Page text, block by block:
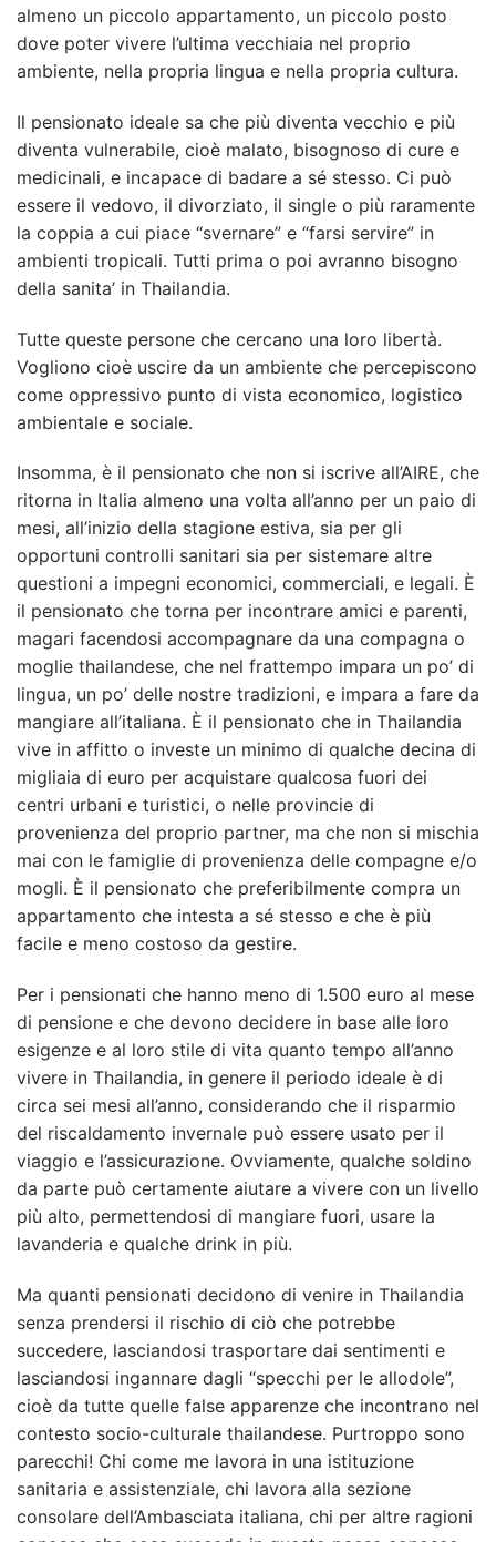
almeno un piccolo appartamento, un piccolo posto
dove poter vivere l’ultima vecchiaia nel proprio
ambiente, nella propria lingua e nella propria cultura.
Il pensionato ideale sa che più diventa vecchio e più
diventa vulnerabile, cioè malato, bisognoso di cure e
medicinali, e incapace di badare a sé stesso. Ci può
essere il vedovo, il divorziato, il single o più raramente
la coppia a cui piace “svernare” e “farsi servire” in
ambienti tropicali. Tutti prima o poi avranno bisogno
della sanita’ in Thailandia.
Tutte queste persone che cercano una loro libertà.
Vogliono cioè uscire da un ambiente che percepiscono
come oppressivo punto di vista economico, logistico
ambientale e sociale.
Insomma, è il pensionato che non si iscrive all’AIRE, che
ritorna in Italia almeno una volta all’anno per un paio di
mesi, all’inizio della stagione estiva, sia per gli
opportuni controlli sanitari sia per sistemare altre
questioni a impegni economici, commerciali, e legali. È
il pensionato che torna per incontrare amici e parenti,
magari facendosi accompagnare da una compagna o
moglie thailandese, che nel frattempo impara un po’ di
lingua, un po’ delle nostre tradizioni, e impara a fare da
mangiare all’italiana. È il pensionato che in Thailandia
vive in affitto o investe un minimo di qualche decina di
migliaia di euro per acquistare qualcosa fuori dei
centri urbani e turistici, o nelle provincie di
provenienza del proprio partner, ma che non si mischia
mai con le famiglie di provenienza delle compagne e/o
mogli. È il pensionato che preferibilmente compra un
appartamento che intesta a sé stesso e che è più
facile e meno costoso da gestire.
Per i pensionati che hanno meno di 1.500 euro al mese
di pensione e che devono decidere in base alle loro
esigenze e al loro stile di vita quanto tempo all’anno
vivere in Thailandia, in genere il periodo ideale è di
circa sei mesi all’anno, considerando che il risparmio
del riscaldamento invernale può essere usato per il
viaggio e l’assicurazione. Ovviamente, qualche soldino
da parte può certamente aiutare a vivere con un livello
più alto, permettendosi di mangiare fuori, usare la
lavanderia e qualche drink in più.
Ma quanti pensionati decidono di venire in Thailandia
senza prendersi il rischio di ciò che potrebbe
succedere, lasciandosi trasportare dai sentimenti e
lasciandosi ingannare dagli “specchi per le allodole”,
cioè da tutte quelle false apparenze che incontrano nel
contesto socio-culturale thailandese. Purtroppo sono
parecchi! Chi come me lavora in una istituzione
sanitaria e assistenziale, chi lavora alla sezione
consolare dell’Ambasciata italiana, chi per altre ragioni